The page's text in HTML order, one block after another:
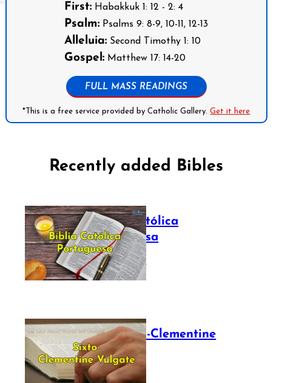
First: Habakkuk 1: 12 - 2: 4
Psalm: Psalms 9: 8-9, 10-11, 12-13
Alleluia: Second Timothy 1: 10
Gospel: Matthew 17: 14-20
FULL MASS READINGS
*This is a free service provided by Catholic Gallery.Get it here
Recently added Bibles
Bíblia Católica
Portuguesa
July 16, 2025
The Sixto-Clementine
Vulgate
July 12, 2025